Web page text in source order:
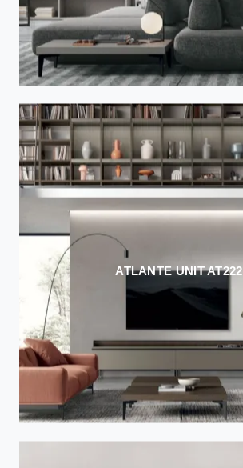
ATLANTE UNIT AT222